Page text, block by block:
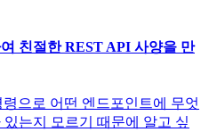
친절한 REST API 사양을 만
으로 어떤 엔드포인트에 무엇
는지 모르기 때문에 알고 싶